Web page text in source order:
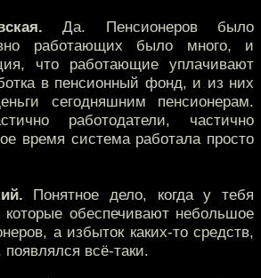
Да. Пенсионеров было
работающих было много, и
что работающие уплачивают
в пенсионный фонд, и из них
сегодняшним пенсионерам.
работодатели, частично
время система работала просто
Понятное дело, когда у тебя
которые обеспечивают небольшое
а избыток каких-то средств,
всё-таки.